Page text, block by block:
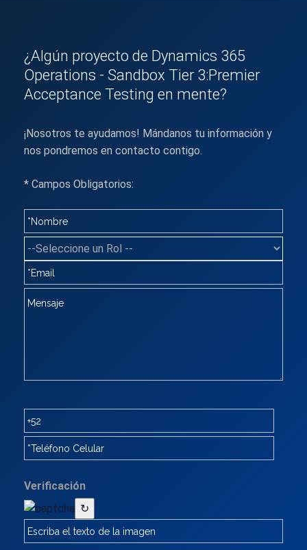
¿Algún proyecto de Dynamics 365
Operations - Sandbox Tier 3:Premier
Acceptance Testing en mente?
¡Nosotros te ayudamos! Mándanos tu información y
nos pondremos en contacto contigo.
* Campos Obligatorios:
Verificación
↻